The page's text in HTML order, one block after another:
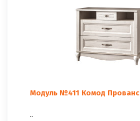
Модуль №411 Комод Прованс
..